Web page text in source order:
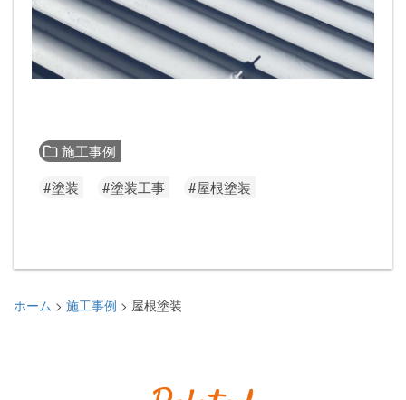
施工事例
#塗装
#塗装工事 #屋根塗装
ホーム > 施工事例 > 屋根塗装